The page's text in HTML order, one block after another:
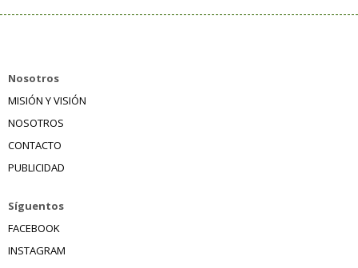
Nosotros
MISIÓN Y VISIÓN
NOSOTROS
CONTACTO
PUBLICIDAD
Síguentos
FACEBOOK
INSTAGRAM